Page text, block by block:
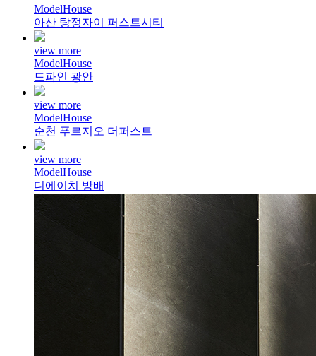
ModelHouse
아산 탕정자이 퍼스트시티
view more
ModelHouse
드파인 광안
view more
ModelHouse
순천 푸르지오 더퍼스트
view more
ModelHouse
디에이치 방배